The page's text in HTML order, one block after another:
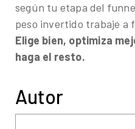
según tu etapa del
peso invertido trabaje a
Elige bien, optimiza
haga el resto.
Autor